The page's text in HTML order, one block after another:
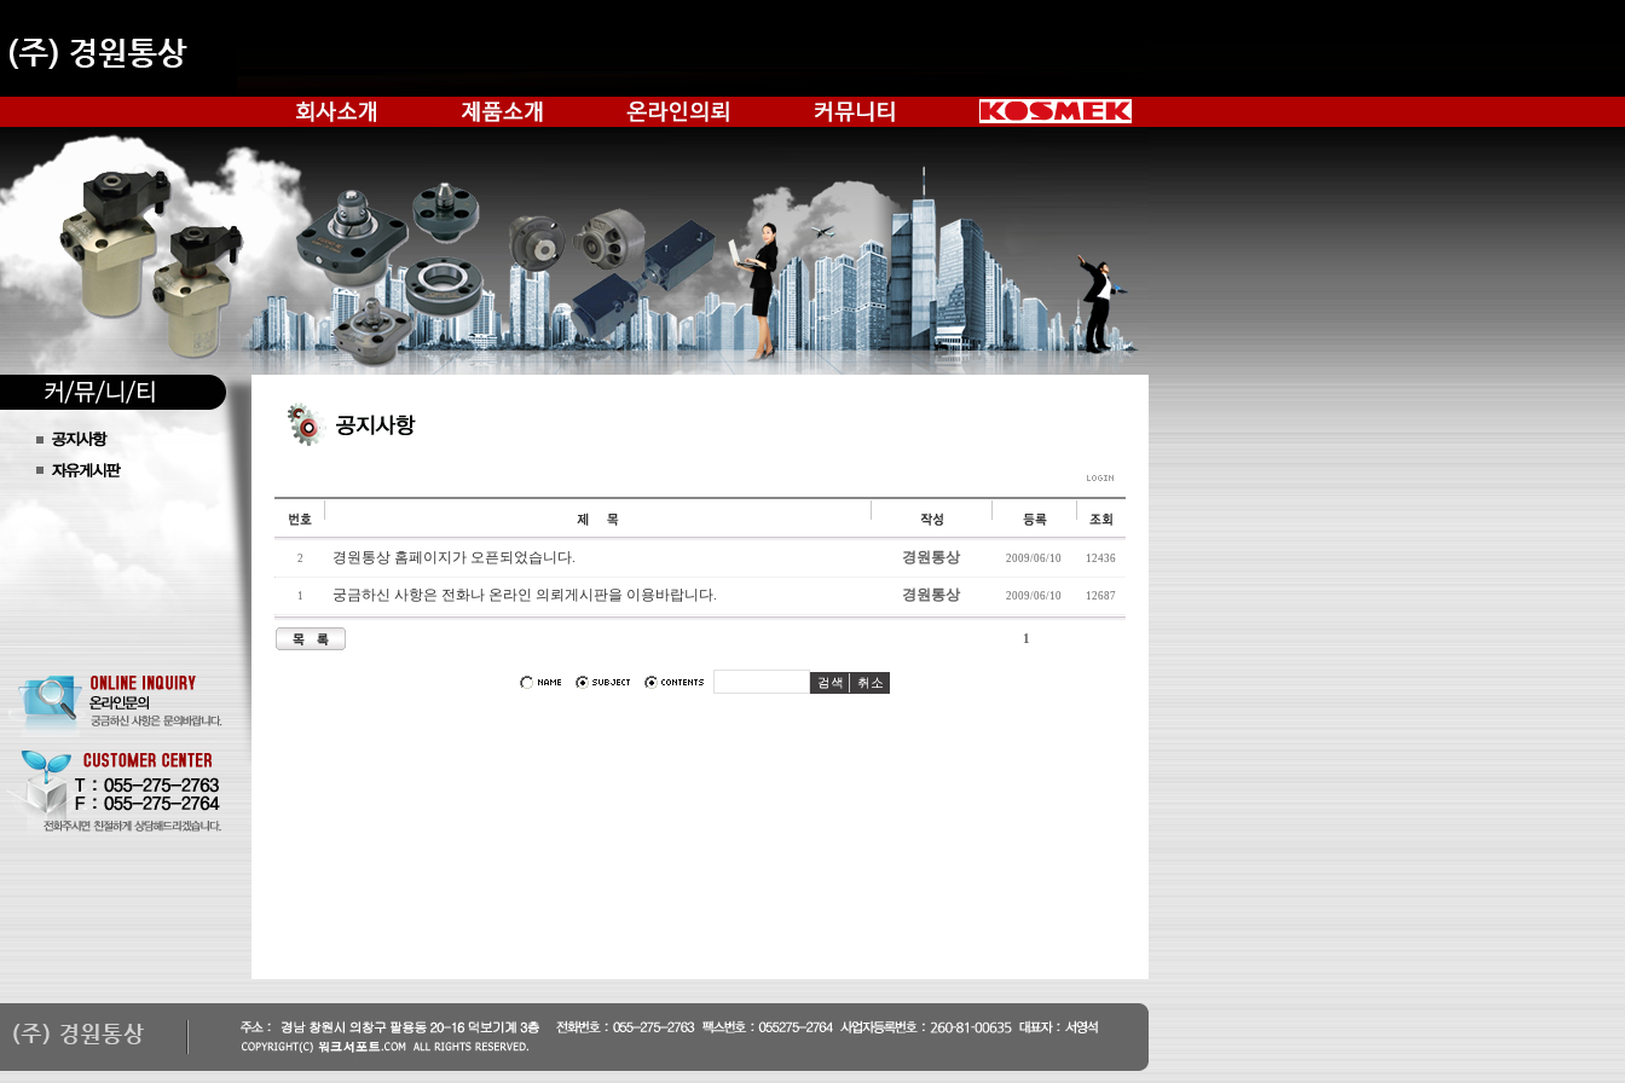
2 경원통상 홈페이지가 오픈되었습니다. 경원통상 2009/06/10 12436
1 궁금하신 사항은 전화나 온라인 의뢰게시판을 이용바랍니다. 경원통상 2009/06/10 12687
1